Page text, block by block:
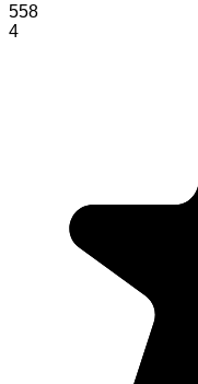
558
4